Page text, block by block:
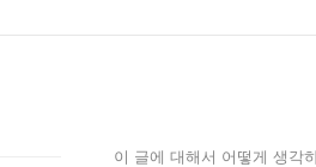
이 글에 대해서 어떻게 생각